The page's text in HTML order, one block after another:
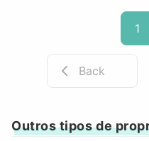
1
Back
Outros tipos de